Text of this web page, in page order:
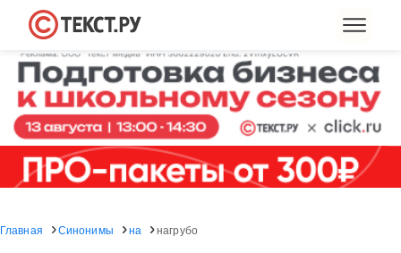
Главная Синонимы на нагрубо